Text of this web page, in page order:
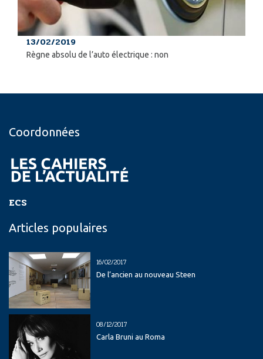
13/02/2019
Règne absolu de l’auto électrique : non
Coordonnées
ECS
Articles populaires
16/02/2017
De l’ancien au nouveau Steen
08/12/2017
Carla Bruni au Roma